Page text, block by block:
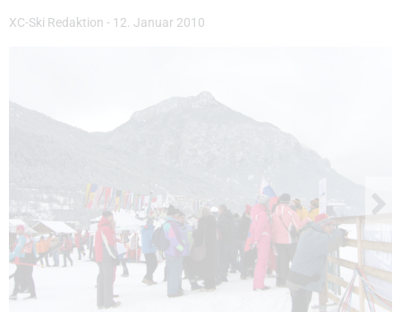
XC-Ski Redaktion - 12. Januar 2010